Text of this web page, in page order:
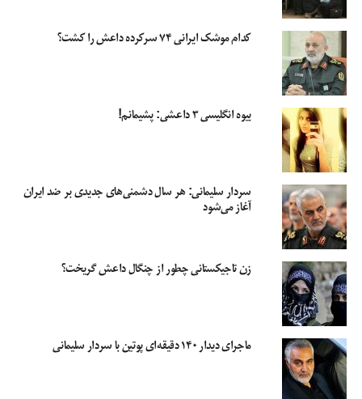
کدام موشک ایرانی ۷۴ سرکرده داعش را کشت؟
بیوه انگلیسی ۳ داعشی: پشیمانم!
سردار سلیمانی: هر سال‌ دشمنی‌های‌ جدیدی بر ضد ایران
آغاز می‌شود‌
زن تاجیکستانی چطور از چنگال داعش گریخت؟
ماجرای دیدار ۱۴۰ دقیقه‌ای پوتین با سردار سلیمانی